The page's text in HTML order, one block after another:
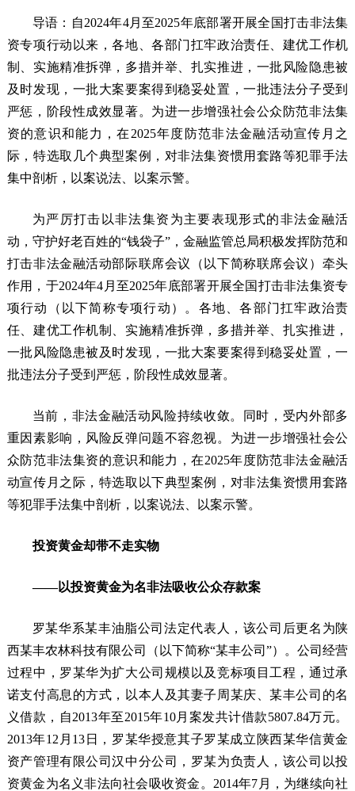
导语：自2024年4月至2025年底部署开展全国打击非法集
资专项行动以来，各地、各部门扛牢政治责任、建优工作机
制、实施精准拆弹，多措并举、扎实推进，一批风险隐患被
及时发现，一批大案要案得到稳妥处置，一批违法分子受到
严惩，阶段性成效显著。为进一步增强社会公众防范非法集
资的意识和能力，在2025年度防范非法金融活动宣传月之
际，特选取几个典型案例，对非法集资惯用套路等犯罪手法
集中剖析，以案说法、以案示警。
为严厉打击以非法集资为主要表现形式的非法金融活
动，守护好老百姓的“钱袋子”，金融监管总局积极发挥防范和
打击非法金融活动部际联席会议（以下简称联席会议）牵头
作用，于2024年4月至2025年底部署开展全国打击非法集资专
项行动（以下简称专项行动）。各地、各部门扛牢政治责
任、建优工作机制、实施精准拆弹，多措并举、扎实推进，
一批风险隐患被及时发现，一批大案要案得到稳妥处置，一
批违法分子受到严惩，阶段性成效显著。
当前，非法金融活动风险持续收敛。同时，受内外部多
重因素影响，风险反弹问题不容忽视。为进一步增强社会公
众防范非法集资的意识和能力，在2025年度防范非法金融活
动宣传月之际，特选取以下典型案例，对非法集资惯用套路
等犯罪手法集中剖析，以案说法、以案示警。
投资黄金却带不走实物
——以投资黄金为名非法吸收公众存款案
罗某华系某丰油脂公司法定代表人，该公司后更名为陕
西某丰农林科技有限公司（以下简称“某丰公司”）。公司经营
过程中，罗某华为扩大公司规模以及竞标项目工程，通过承
诺支付高息的方式，以本人及其妻子周某庆、某丰公司的名
义借款，自2013年至2015年10月案发共计借款5807.84万元。
2013年12月13日，罗某华授意其子罗某成立陕西某华信黄金
资产管理有限公司汉中分公司，罗某为负责人，该公司以投
资黄金为名义非法向社会吸收资金。2014年7月，为继续向社